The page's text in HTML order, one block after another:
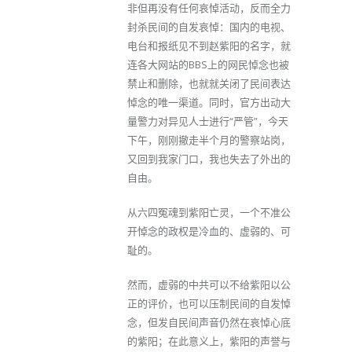
非但再没有任何哀悼活动，反而全力
封杀民间的自发哀悼：国内的电视、
电台和报纸见不到赵紫阳的名字，就
连各大网站的BBS上的网民悼念也被
禁止和删除，也就就关闭了民间表达
悼念的唯一渠道。同时，官方出动大
量警力对异见人士进行“严管”，今天
下午，刚刚撤走半个月的警察站岗，
又回到我家门口，我也失去了外出的
自由。
从六四冤魂到紫阳亡灵，一个不准公
开悼念的政权是冷血的、虚弱的、可
耻的。
然而，虚弱的中共可以不给紫阳以公
正的评价，也可以压制民间的自发悼
念，但发自民间声音仍然在哀悼心底
的紫阳；在此意义上，紫阳的声誉与